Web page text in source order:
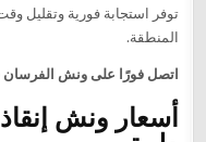
توفر استجابة فورية وتقليل
المنطقة.
اتصل فورًا على ونش
أسعار ونش